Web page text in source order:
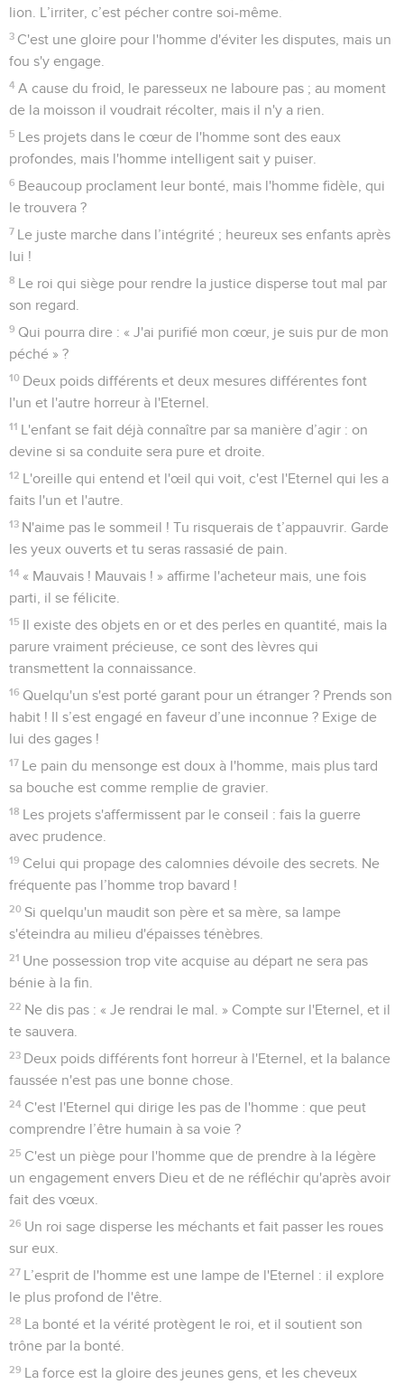
lion. L’irriter, c’est pécher contre soi-même.
3 C'est une gloire pour l'homme d'éviter les disputes, mais un
fou s'y engage.
4 A cause du froid, le paresseux ne laboure pas ; au moment
de la moisson il voudrait récolter, mais il n'y a rien.
5 Les projets dans le cœur de l'homme sont des eaux
profondes, mais l'homme intelligent sait y puiser.
6 Beaucoup proclament leur bonté, mais l'homme fidèle, qui
le trouvera ?
7 Le juste marche dans l’intégrité ; heureux ses enfants après
lui !
8 Le roi qui siège pour rendre la justice disperse tout mal par
son regard.
9 Qui pourra dire : « J'ai purifié mon cœur, je suis pur de mon
péché » ?
10 Deux poids différents et deux mesures différentes font
l'un et l'autre horreur à l'Eternel.
11 L'enfant se fait déjà connaître par sa manière d’agir : on
devine si sa conduite sera pure et droite.
12 L'oreille qui entend et l'œil qui voit, c'est l'Eternel qui les a
faits l'un et l'autre.
13 N'aime pas le sommeil ! Tu risquerais de t’appauvrir. Garde
les yeux ouverts et tu seras rassasié de pain.
14 « Mauvais ! Mauvais ! » affirme l'acheteur mais, une fois
parti, il se félicite.
15 Il existe des objets en or et des perles en quantité, mais la
parure vraiment précieuse, ce sont des lèvres qui
transmettent la connaissance.
16 Quelqu'un s'est porté garant pour un étranger ? Prends son
habit ! Il s’est engagé en faveur d’une inconnue ? Exige de
lui des gages !
17 Le pain du mensonge est doux à l'homme, mais plus tard
sa bouche est comme remplie de gravier.
18 Les projets s'affermissent par le conseil : fais la guerre
avec prudence.
19 Celui qui propage des calomnies dévoile des secrets. Ne
fréquente pas l’homme trop bavard !
20 Si quelqu'un maudit son père et sa mère, sa lampe
s'éteindra au milieu d'épaisses ténèbres.
21 Une possession trop vite acquise au départ ne sera pas
bénie à la fin.
22 Ne dis pas : « Je rendrai le mal. » Compte sur l'Eternel, et il
te sauvera.
23 Deux poids différents font horreur à l'Eternel, et la balance
faussée n'est pas une bonne chose.
24 C'est l'Eternel qui dirige les pas de l'homme : que peut
comprendre l’être humain à sa voie ?
25 C'est un piège pour l'homme que de prendre à la légère
un engagement envers Dieu et de ne réfléchir qu'après avoir
fait des vœux.
26 Un roi sage disperse les méchants et fait passer les roues
sur eux.
27 L’esprit de l'homme est une lampe de l'Eternel : il explore
le plus profond de l'être.
28 La bonté et la vérité protègent le roi, et il soutient son
trône par la bonté.
29 La force est la gloire des jeunes gens, et les cheveux